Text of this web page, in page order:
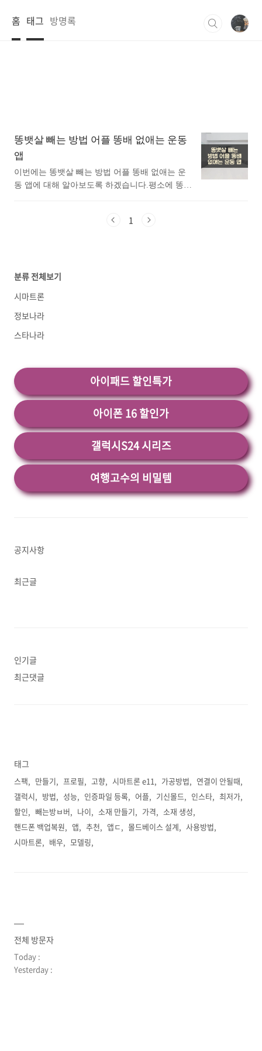
홈 태그 방명록
똥뱃살 빼는 방법 어플 똥배 없애는 운동
앱
이번에는 똥뱃살 빼는 방법 어플 똥배 없애는 운
동 앱에 대해 알아보도록 하겠습니다.평소에 똥뱃
글플레이스토어에서 똥뱃살 빼는 방법어플로 검
어플 소개 1) 뱃살 빼기 - 30일만에 체중 감량 어
살 빼는 방법"로 검색했을때 1번째로 나오는 어플
입니다. 아래는 뱃살 빼기 - 30일만에 체중 감량
서 손쉽게 지방을 연소하고 체중을 감량할 수 있
1
분류 전체보기
시마트론
정보나라
스타나라
아이패드 할인특가
아이폰 16 할인가
갤럭시S24 시리즈
여행고수의 비밀템
공지사항
최근글
인기글
최근댓글
태그
스팩 만들기 프로필 고향 시마트론 e11 가공방법
연결이 안될때
갤럭시
방법 성능 인증파일 등록 어플 기신몰드 인스타
최저가
할인
빼는방ㅂ버 나이 소재 만들기 가격
소재 생성
핸드폰 백업복원
앱 추천 앱ㄷ 몰드베이스 설계
사용방법
시마트론
배우 모델링
전체 방문자
Today :
Yesterday :